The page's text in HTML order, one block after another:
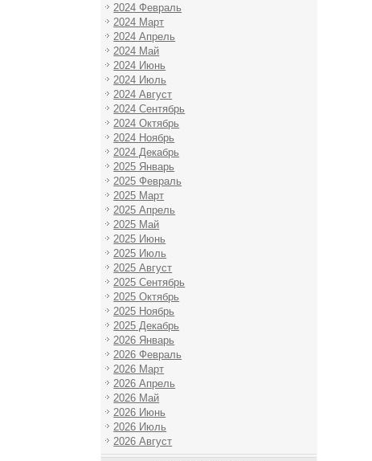
2024 Февраль
2024 Март
2024 Апрель
2024 Май
2024 Июнь
2024 Июль
2024 Август
2024 Сентябрь
2024 Октябрь
2024 Ноябрь
2024 Декабрь
2025 Январь
2025 Февраль
2025 Март
2025 Апрель
2025 Май
2025 Июнь
2025 Июль
2025 Август
2025 Сентябрь
2025 Октябрь
2025 Ноябрь
2025 Декабрь
2026 Январь
2026 Февраль
2026 Март
2026 Апрель
2026 Май
2026 Июнь
2026 Июль
2026 Август